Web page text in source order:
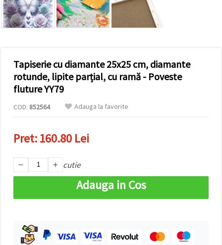
Puteți fi de
acord să
utilizați
toate
site!" Sau să
vă indicați
preferințele
în setări
selectând
cookie -uri
dat și
pe butonul
"Salvați"
Аcceptati
toate!
Tapiserie cu diamante 25x25 cm, diamante
rotunde, lipite parțial, cu ramă - Poveste
fluture YY79
COD: 852564 Adauga la favorite
Pret:160.80 Lei
cutie
Adauga in Cos